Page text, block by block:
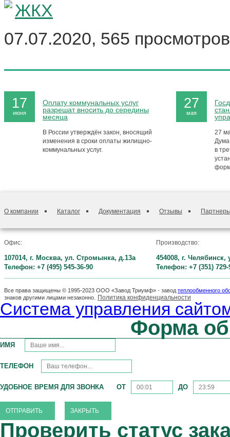
ЖКХ
07.07.2020, 565
17
июня
Оплату коммунальных услуг
разрешат вносить до середины
месяца
В России утверждён закон, вносящий
изменения в сроки оплаты жилищно-
коммунальных услуг.
27
мая
27
в
О компании Каталог Документация Отзывы
Офис:
107014, г. Москва, ул. Стромынка, д.13а
Телефон: +7 (495) 545-36-90
Производство:
454008, г.
Телефон: +7 (351) 729-
Все права защищены © 1995-2023 ООО «Завод Триумф» - завод теплообменного
знаков другими лицами незаконно.
Политика конфиденциальности
Система управления
Форма
ИМЯ
ТЕЛЕФОН
УДОБНОЕ ВРЕМЯ ДЛЯ ЗВОНКА ОТ ДО
ЗАКРЫТЬ
Проверить статус